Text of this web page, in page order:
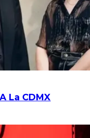
La CDMX